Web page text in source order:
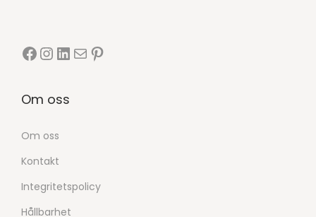
Om oss
Om oss
Kontakt
Integritetspolicy
Hållbarhet